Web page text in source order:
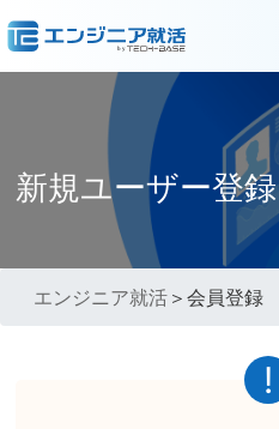
新規ユーザー登録
エンジニア就活 ＞会員登録